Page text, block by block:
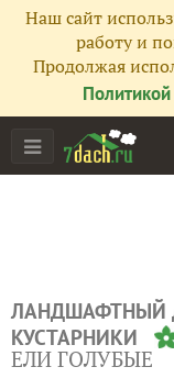
Наш сайт
работу и
Продолжая
ЛАНДШАФТНЫЙ
КУСТАРНИКИ
ЕЛИ ГОЛУБЫЕ